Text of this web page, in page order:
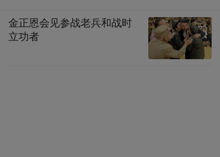
金正恩会见参战老兵和战时
立功者